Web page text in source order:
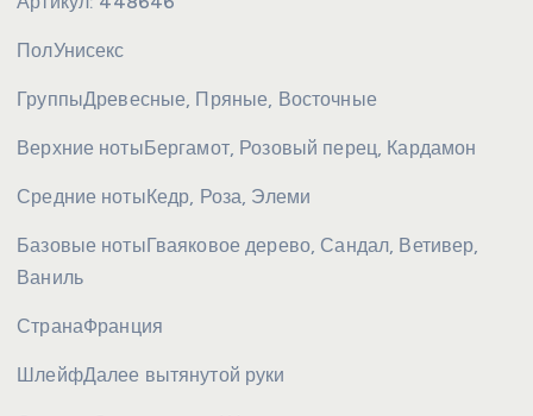
ПолУнисекс
ГруппыДревесные, Пряные, Восточные
Верхние нотыБергамот, Розовый перец, Кардамон
Средние нотыКедр, Роза, Элеми
Базовые ноты Гваяковое дерево, Сандал, Ветивер,
Ваниль
СтранаФранция
ШлейфДалее вытянутой руки